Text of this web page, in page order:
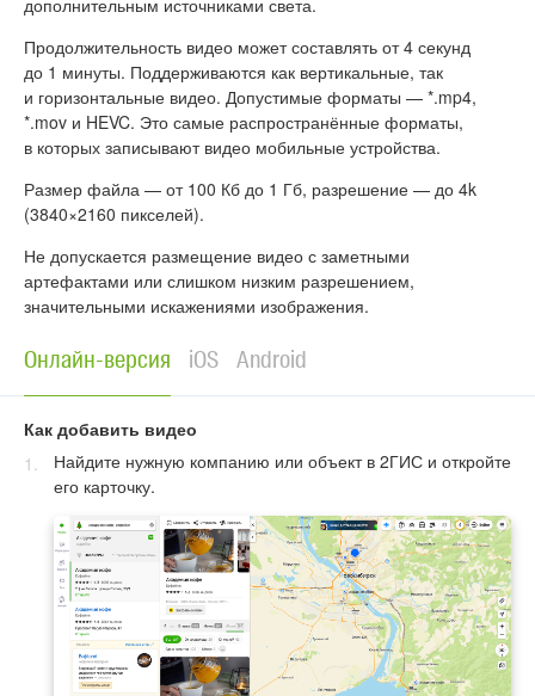
дополнительным источниками света.
Продолжительность видео может составлять от 4 секунд
до 1 минуты. Поддерживаются как вертикальные, так
и горизонтальные видео. Допустимые форматы — *.mp4,
*.mov и HEVC. Это самые распространённые форматы,
в которых записывают видео мобильные устройства.
Размер файла — от 100 Кб до 1 Гб, разрешение — до 4k
(3840×2160 пикселей).
Не допускается размещение видео с заметными
артефактами или слишком низким разрешением,
значительными искажениями изображения.
Онлайн-версия iOS Android
Как добавить видео
Найдите нужную компанию или объект в 2ГИС и откройте
его карточку.